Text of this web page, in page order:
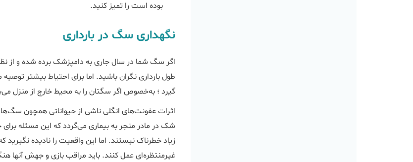
بوده است را تمیز کنید.
نگهداری سگ در بارداری
اگر سگ شما در سال جاری به دامپزشک برده شده و از
طول بارداری نگران باشید. اما برای احتیاط بیشتر
گیرد ؛ به‌خصوص اگر سگتان را به محیط خارج از منزل
اثرات عفونت‌های انگلی ناشی از حیواناتی همچون
شک در مادر منجر به بیماری می‌گردد که این مسئله برای
زیاد خطرناک نیستند. اما این واقعیت را نادیده
غیرمنتظره‌ای عمل کنند. باید مراقب بازی و جهش آن­ها